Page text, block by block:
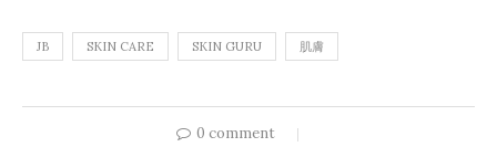
JB SKIN CARE SKIN GURU 肌膚
0 comment